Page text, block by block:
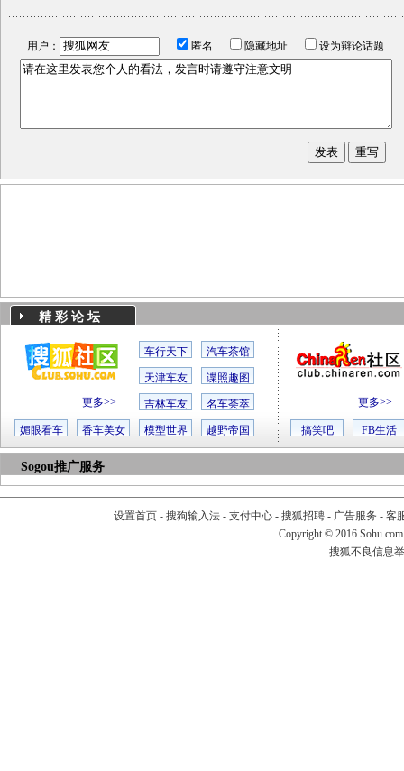
用户： 匿名 隐藏地址 设为辩论话题
精 彩 论 坛
更多>>
车行天下 汽车茶馆
天津车友 谍照趣图
吉林车友 名车荟萃
媚眼看车 香车美女 模型世界 越野帝国
更多>>
搞笑吧 FB生活
Sogou推广服务
设置首页- 搜狗输入法- 支付中心- 搜狐招聘- 广告服务 - 客
Copyright © 2016
搜狐不良信息